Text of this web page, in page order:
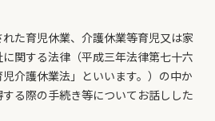
た育児休業、介護休業等育児又は家
関する法律（平成三年法律第七十六
介護休業法」といいます。）の中か
る際の手続き等についてお話しした